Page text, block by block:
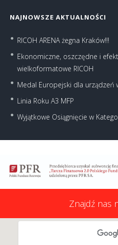
NAJNOWSZE AKTUALNOŚCI
RICOH ARENA żegna Kraków!!!
Ekonomiczne, oszczędne i
wielkoformatowe RICOH
Medal Europejski dla urządzeń
Linia Roku A3 MFP
Wyjątkowe Osiągnięcie w
Znajdź nas